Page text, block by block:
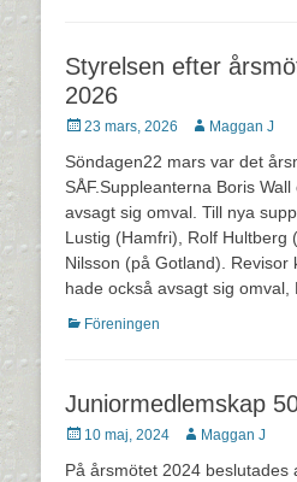
Styrelsen efter
2026
Postades
23 mars, 2026 Författare
Maggan J
Söndagen22 mars var det
SÅF.Suppleanterna Boris
avsagt sig omval. Till nya
Lustig (Hamfri), Rolf Hultberg
Nilsson (på Gotland). Revisor
hade också avsagt sig omval,
Kategorier
Föreningen
Juniormedlemskap
Postades
10 maj, 2024 Författare
Maggan J
På årsmötet 2024 beslutades